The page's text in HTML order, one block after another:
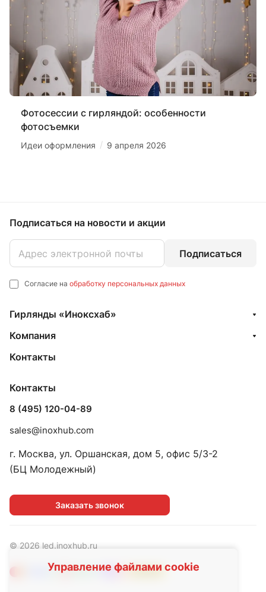
Управление файлами cookie
Фотосессии с гирляндой: особенности
фотосъемки
Идеи оформления / 9 апреля 2026
Подписаться на новости и акции
Подписаться
Согласие на обработку персональных данных
Гирлянды «Иноксхаб»
Компания
Контакты
Контакты
8 (495) 120-04-89
sales@inoxhub.com
г. Москва, ул. Оршанская, дом 5, офис 5/3-2
(БЦ Молодежный)
Заказать звонок
© 2026 led.inoxhub.ru